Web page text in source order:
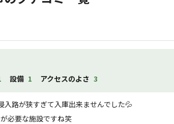
設備 1 アクセスのよさ 3
入路が狭すぎて入庫出来ませんでした💦
必要な施設ですね笑